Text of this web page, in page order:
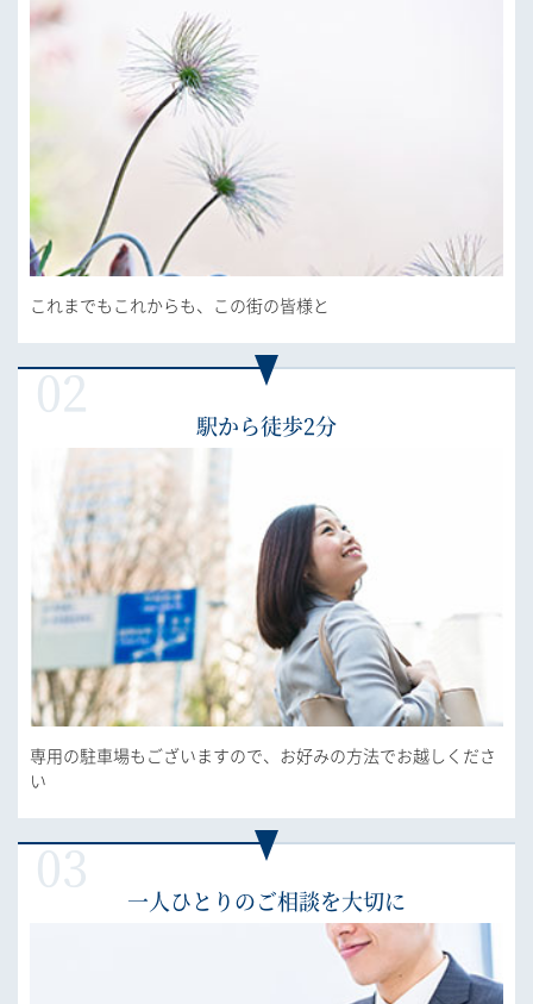
これまでもこれからも、この街の皆様と
駅から徒歩2分
専用の駐車場もございますので、お好みの方法でお越しくださ
い
一人ひとりのご相談を大切に